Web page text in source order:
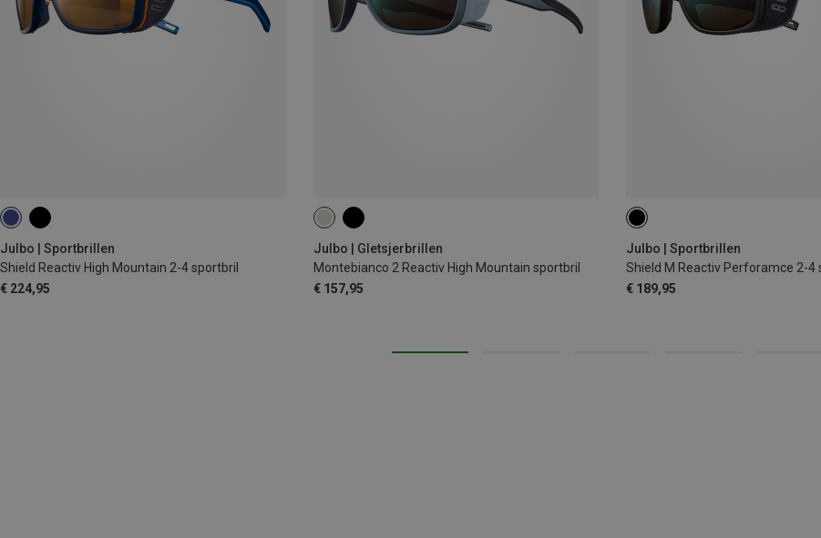
Julbo | Sportbrillen
Shield Reactiv High Mountain 2-4 sportbril
€ 224,95
Julbo | Gletsjerbrillen
Montebianco 2 Reactiv High Mountain sportbril
€ 157,95
Julbo | Sportbrillen
Shield M Reactiv Perforamce 2-4
€ 189,95